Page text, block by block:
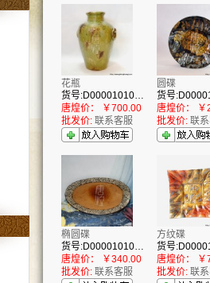
花瓶
货号:D00001010296
唐煌价：
￥700.00
批发价: 联系客服
圆碟
唐煌价：
￥
批发价: 联
椭圆碟
货号:D00001010993
唐煌价：
￥340.00
批发价: 联系客服
方纹碟
唐煌价：
￥
批发价: 联